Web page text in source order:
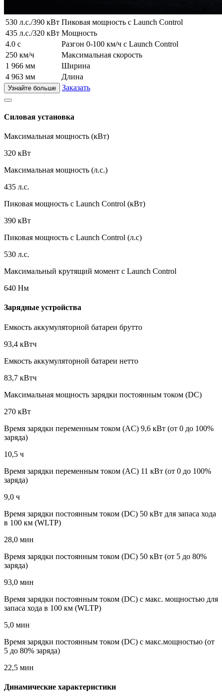
530 л.с./390 кВт Пиковая мощность с Launch Control
435 л.с./320 кВт Мощность
4.0 с
Разгон 0-100 км/ч с Launch Control
250 км/ч
Максимальная скорость
1 966 мм
Ширина
4 963 мм
Длина
Узнайте больше Заказать
Силовая установка
Максимальная мощность (кВт)
320 кВт
Максимальная мощность (л.с.)
435 л.с.
Пиковая мощность с Launch Control (кВт)
390 кВт
Пиковая мощность с Launch Control (л.с)
530 л.с.
Максимальный крутящий момент с Launch Control
640 Нм
Зарядные устройства
Емкость аккумуляторной батареи брутто
93,4 кВтч
Емкость аккумуляторной батареи нетто
83,7 кВтч
Максимальная мощность зарядки постоянным током (DC)
270 кВт
Время зарядки переменным током (AC) 9,6 кВт (от 0 до 100%
заряда)
10,5 ч
Время зарядки переменным током (AC) 11 кВт (от 0 до 100%
заряда)
9,0 ч
Время зарядки постоянным током (DC) 50 кВт для запаса хода
в 100 км (WLTP)
28,0 мин
Время зарядки постоянным током (DC) 50 кВт (от 5 до 80%
заряда)
93,0 мин
Время зарядки постоянным током (DC) с макс. мощностью для
запаса хода в 100 км (WLTP)
5,0 мин
Время зарядки постоянным током (DC) с макс.мощностью (от
5 до 80% заряда)
22,5 мин
Динамические характеристики